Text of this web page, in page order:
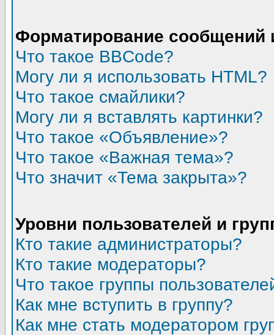
Форматирование сообщений
Что такое BBCode?
Могу ли я использовать HTML?
Что такое смайлики?
Могу ли я вставлять картинки?
Что такое «Объявление»?
Что такое «Важная тема»?
Что значит «Тема закрыта»?
Уровни пользователей и
Кто такие администраторы?
Кто такие модераторы?
Что такое группы
Как мне вступить в группу?
Как мне стать модератором